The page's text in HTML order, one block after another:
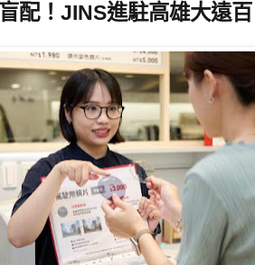
配！JINS進駐高雄大遠